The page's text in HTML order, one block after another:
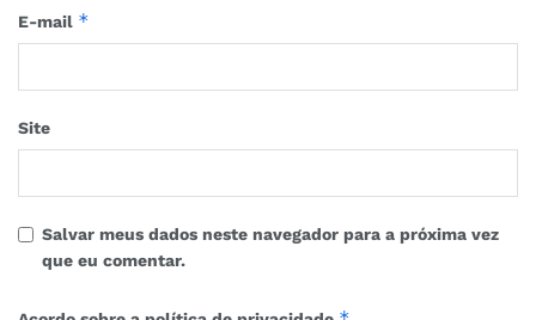
E-mail *
Site
Salvar meus dados neste navegador para a próxima vez
que eu comentar.